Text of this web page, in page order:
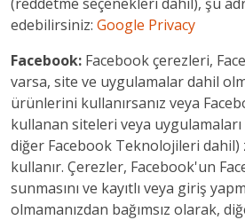
edebilirsiniz: Google Privacy
Facebook: Facebook çerezleri,
varsa, site ve uygulamalar dahil
ürünlerini kullanırsanız veya
kullanan siteleri veya
diğer Facebook Teknolojileri dahil)
kullanır. Çerezler, Facebook'un
sunmasını ve kayıtlı veya giriş
olmamanızdan bağımsız olarak,